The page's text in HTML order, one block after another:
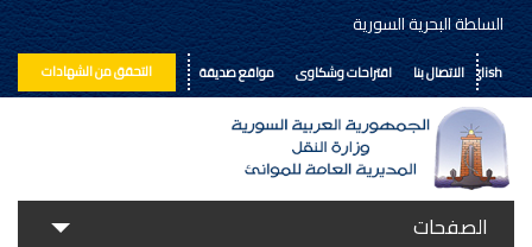
السلطة البحرية السورية
التحقق من الشهادات الاتصال بنا اقتراحات وشكاوى مواقع صديقة English
الصفحات